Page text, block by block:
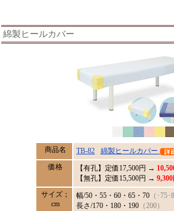
綿製ヒールカバー
商品名 TB-82
綿製ヒールカバー
価格
【有孔】定価 17,500円 →
【無孔】定価15,500円 → 9,300
サイズ；
cm
幅/50・55・60・65・70 （･75･
長さ/170・180・190 （200）